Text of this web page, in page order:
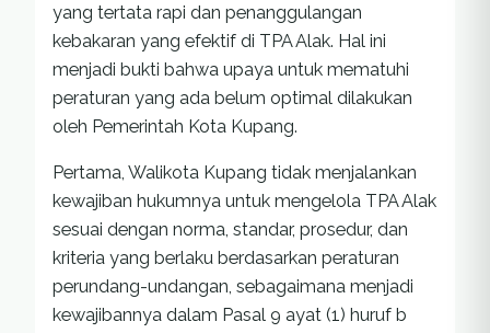
yang tertata rapi dan penanggulangan
kebakaran yang efektif di TPA Alak. Hal ini
menjadi bukti bahwa upaya untuk mematuhi
peraturan yang ada belum optimal dilakukan
oleh Pemerintah Kota Kupang.
Pertama, Walikota Kupang tidak menjalankan
kewajiban hukumnya untuk mengelola TPA Alak
sesuai dengan norma, standar, prosedur, dan
kriteria yang berlaku berdasarkan peraturan
perundang-undangan, sebagaimana menjadi
kewajibannya dalam Pasal 9 ayat (1) huruf b